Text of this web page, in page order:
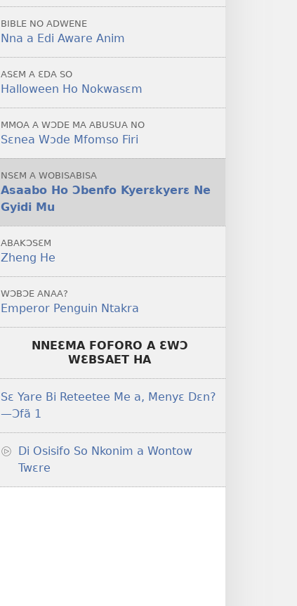
BIBLE NO ADWENE
Nna a Edi Aware Anim
ASƐM A ƐDA SO
Halloween Ho Nokwasɛm
MMOA A WƆDE MA ABUSUA NO
Sɛnea Wɔde Mfomso Firi
NSƐM A WOBISABISA
Asaabo Ho Ɔbenfo Kyerɛkyerɛ Ne
Gyidi Mu
ABAKƆSƐM
Zheng He
WƆBƆE ANAA?
Emperor Penguin Ntakra
NNEƐMA FOFORO A ƐWƆ
WƐBSAET HA
Sɛ Yare Bi Reteetee Me a, Menyɛ Dɛn?​
—Ɔfã 1
Di Osisifo So Nkonim a Wontow
Twɛre